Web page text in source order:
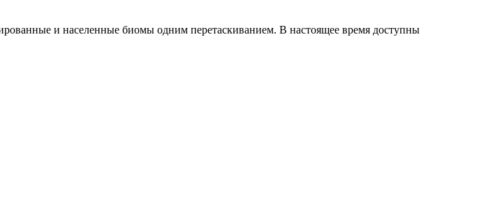
и населенные биомы одним перетаскиванием. В настоящее время доступны